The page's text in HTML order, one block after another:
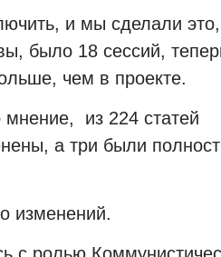
и мы сделали это,
было 18 сессий,
чем в проекте.
мнение,
из 224 статей
а три были
изменений.